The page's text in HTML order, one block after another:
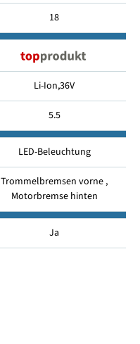
18
Li-Ion,36V
5.5
LED-Beleuchtung
Trommelbremsen vorne ,
Motorbremse hinten
Ja